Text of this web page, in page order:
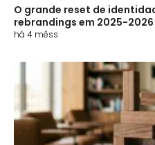
O grande reset de
rebrandings em 2025-
negócios
há 4 mêss